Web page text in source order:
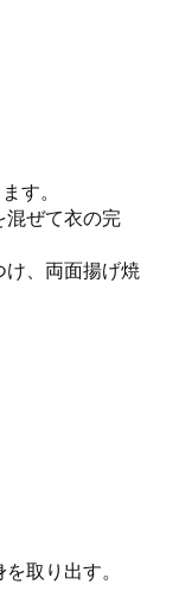
す。
混ぜて衣の完
け、両面揚げ焼
取り出す。